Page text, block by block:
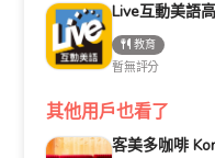
教育
暫無評分
其他用戶也看了